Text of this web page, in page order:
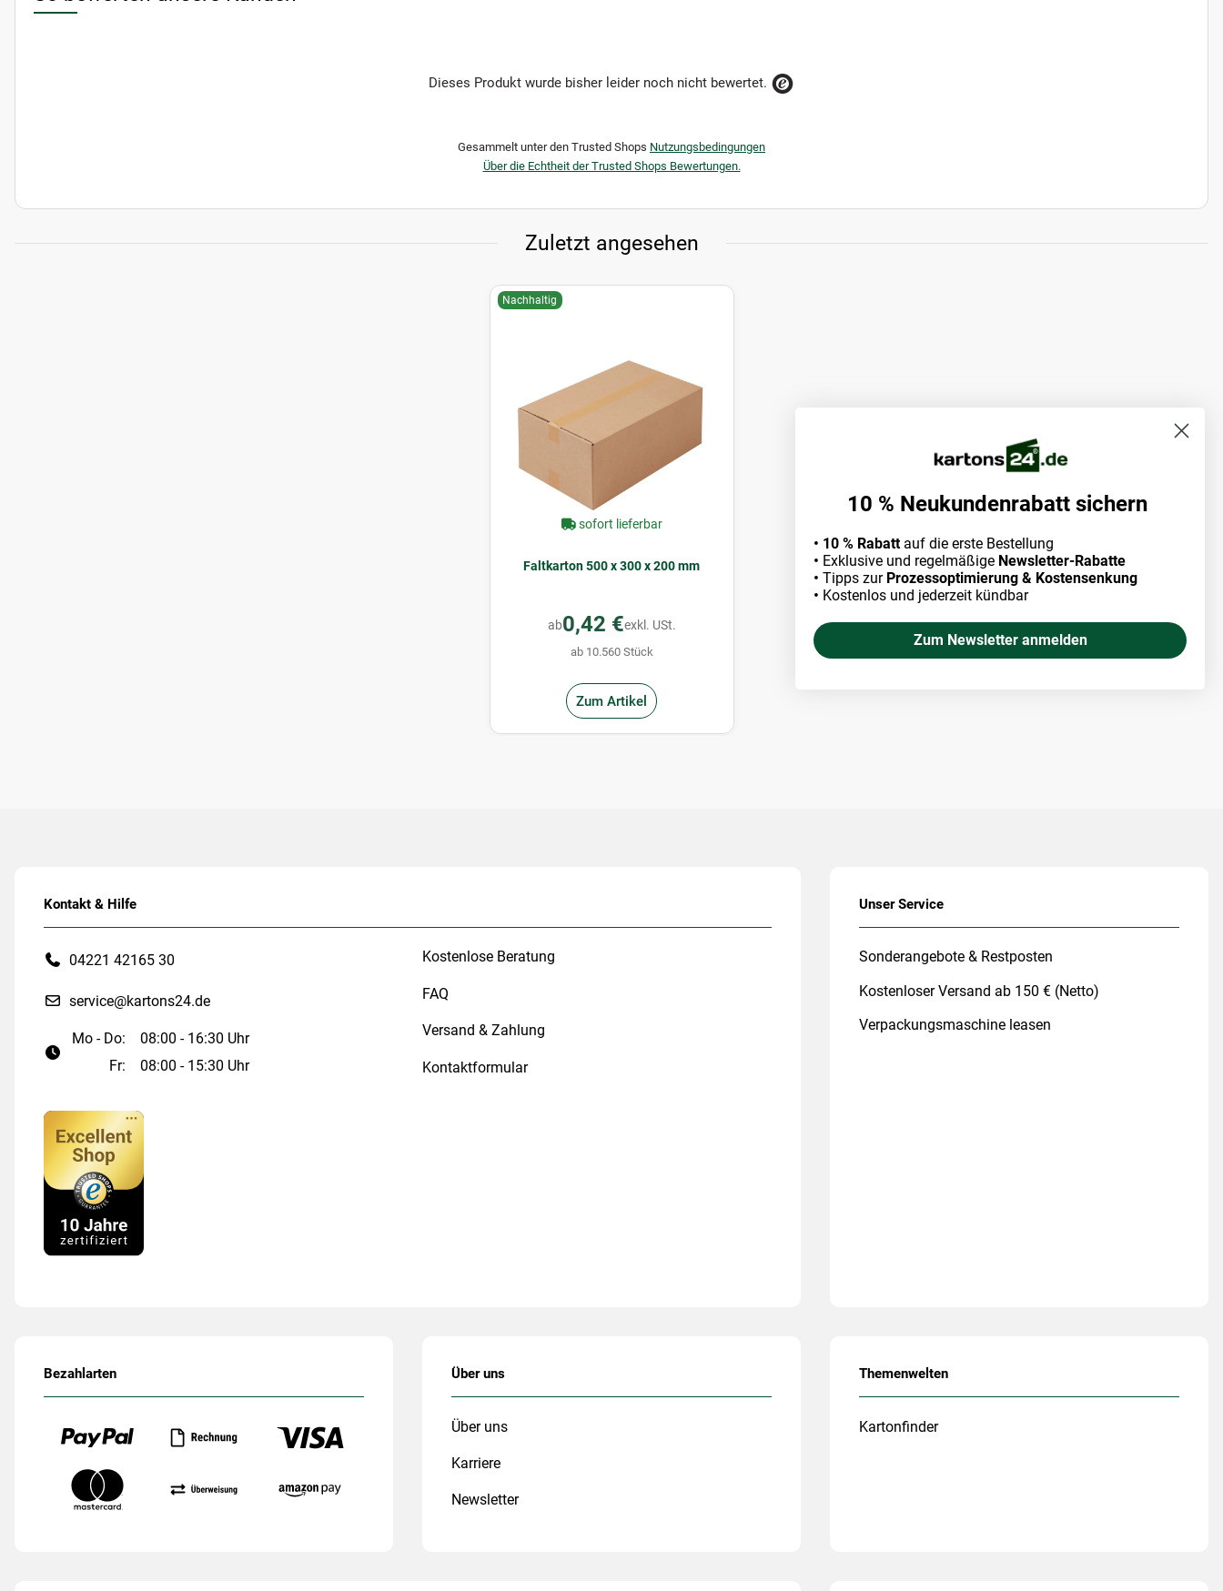
Dieses Produkt wurde bisher leider noch nicht bewertet.
Gesammelt unter den Trusted Shops Nutzungsbedingungen
Über die Echtheit der Trusted Shops Bewertungen.
Zuletzt angesehen
Nachhaltig
sofort lieferbar
Faltkarton 500 x 300 x 200 mm
ab0,42 €exkl. USt.
ab 10.560 Stück
Zum Artikel
Kontakt & Hilfe
04221 42165 30
service@kartons24.de
Mo - Do:
08:00 - 16:30 Uhr
Fr:
08:00 - 15:30 Uhr
Kostenlose Beratung
FAQ
Versand & Zahlung
Kontaktformular
Unser Service
Sonderangebote & Restposten
Kostenloser Versand ab 150 € (Netto)
Verpackungsmaschine leasen
Bezahlarten Über uns
Über uns
Karriere
Newsletter
Themenwelten
Kartonfinder
10 % Neukundenrabatt sichern
• 10 % Rabatt auf die erste Bestellung
• Exklusive und regelmäßige Newsletter-Rabatte
• Tipps zur Prozessoptimierung & Kostensenkung
• Kostenlos und jederzeit kündbar
Zum Newsletter anmelden